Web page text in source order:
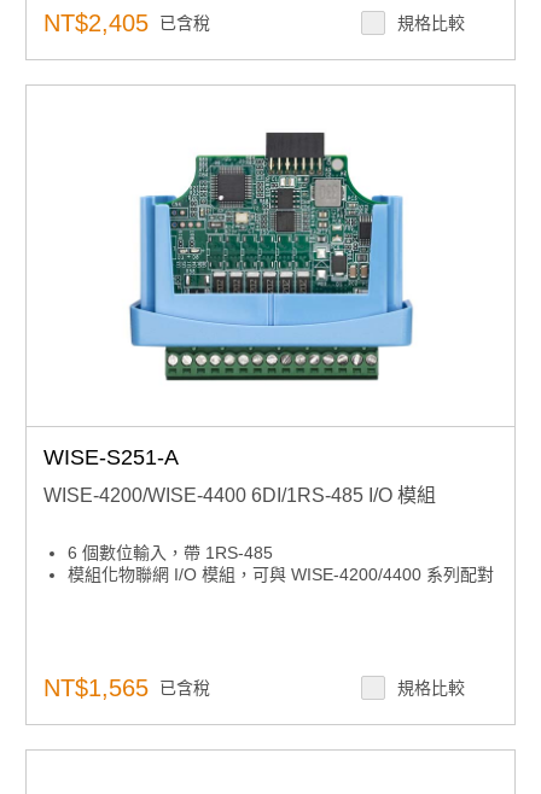
NT$2,405 已含稅 規格比較
WISE-S251-A
WISE-4200/WISE-4400 6DI/1RS-485 I/O 模組
6 個數位輸入，帶 1RS-485
模組化物聯網 I/O 模組，可與 WISE-4200/4400 系列配對
NT$1,565 已含稅 規格比較